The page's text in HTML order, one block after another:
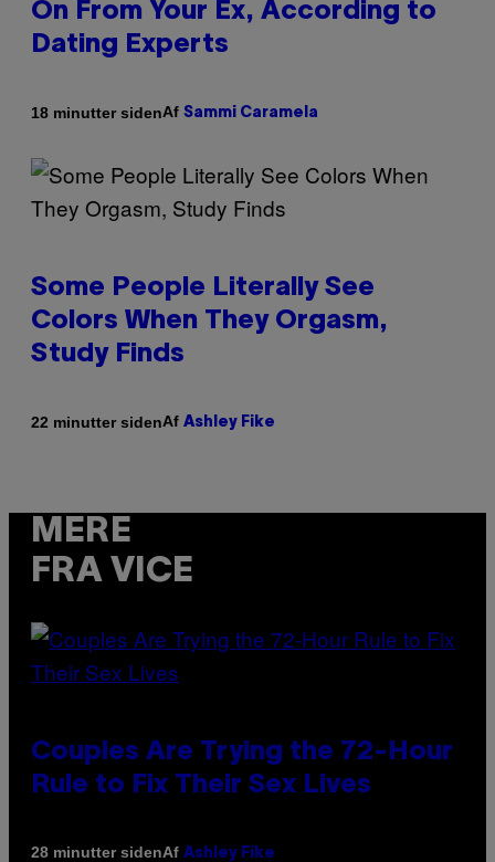
On From Your Ex, According to
Dating Experts
18 minutter sidenAf Sammi Caramela
Some People Literally See
Colors When They Orgasm,
Study Finds
22 minutter sidenAf Ashley Fike
MERE
FRA VICE
Couples Are Trying the 72-Hour
Rule to Fix Their Sex Lives
28 minutter sidenAf Ashley Fike